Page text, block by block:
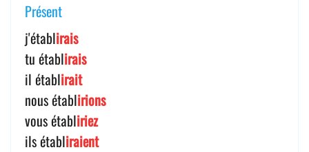
Présent
j'établirais
tu établirais
il établirait
nous établirions
vous établiriez
ils établiraient